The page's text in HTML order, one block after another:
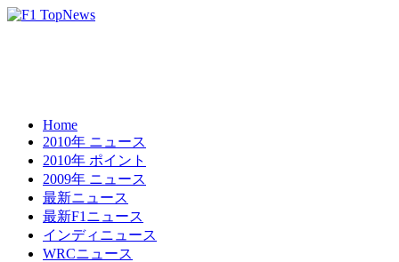
Home
2010年 ニュース
2010年 ポイント
2009年 ニュース
最新ニュース
最新F1ニュース
インディニュース
WRCニュース